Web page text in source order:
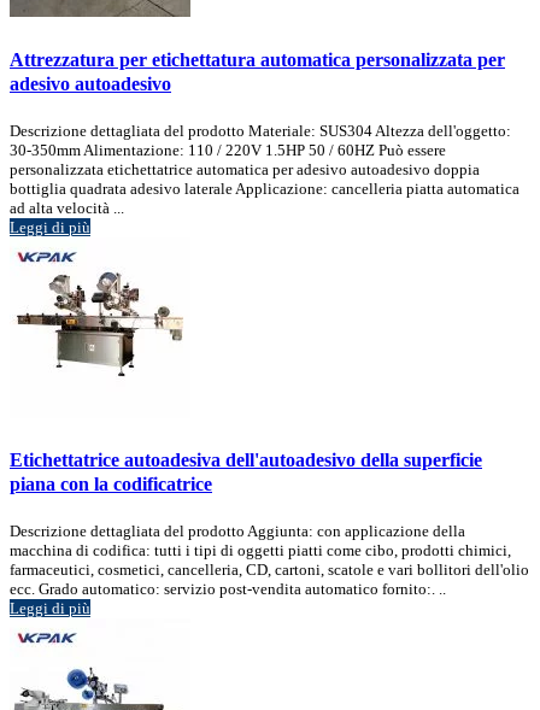
Attrezzatura per etichettatura automatica personalizzata per
adesivo autoadesivo
Descrizione dettagliata del prodotto Materiale: SUS304 Altezza dell'oggetto:
30-350mm Alimentazione: 110 / 220V 1.5HP 50 / 60HZ Può essere
personalizzata etichettatrice automatica per adesivo autoadesivo doppia
bottiglia quadrata adesivo laterale Applicazione: cancelleria piatta automatica
ad alta velocità ...
Leggi di più
Etichettatrice autoadesiva dell'autoadesivo della superficie
piana con la codificatrice
Descrizione dettagliata del prodotto Aggiunta: con applicazione della
macchina di codifica: tutti i tipi di oggetti piatti come cibo, prodotti chimici,
farmaceutici, cosmetici, cancelleria, CD, cartoni, scatole e vari bollitori dell'olio
ecc. Grado automatico: servizio post-vendita automatico fornito:. ..
Leggi di più